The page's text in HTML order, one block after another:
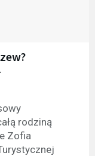
rodziną
Zofia